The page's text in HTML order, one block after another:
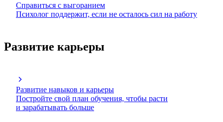
Справиться с выгоранием
Психолог поддержит, если не осталось сил на работу
Развитие карьеры
Развитие навыков и карьеры
Постройте свой план обучения, чтобы расти
и зарабатывать больше